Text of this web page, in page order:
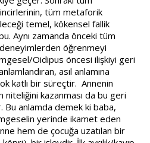
tüm metaforik
temel, kökensel fallik
Aynı zamanda önceki tüm
öğrenmeyi
Oidipus öncesi ilişkiyi geri
asıl anlamına
katlı bir süreçtir. Annenin
kazanması da bu geri
anlamda demek ki baba,
yerinde ikamet eden
hem de çocuğa uzatılan bir